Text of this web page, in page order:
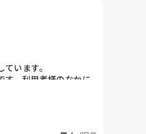
います。
す。利用者様のなかに
く入っていただきたい
や工夫していること